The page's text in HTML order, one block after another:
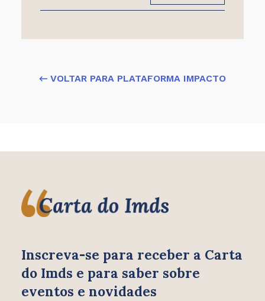
← VOLTAR PARA PLATAFORMA IMPACTO
Inscreva-se para receber a Carta
do Imds e para saber sobre
eventos e novidades